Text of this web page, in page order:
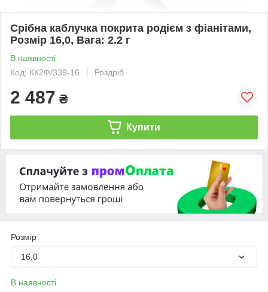
Срібна каблучка покрита родієм з фіанітами,
Розмір 16,0, Вага: 2.2 г
В наявності
Код: КК2Ф/339-16
Роздріб
2 487 ₴
Купити
Розмір
16,0
В наявності